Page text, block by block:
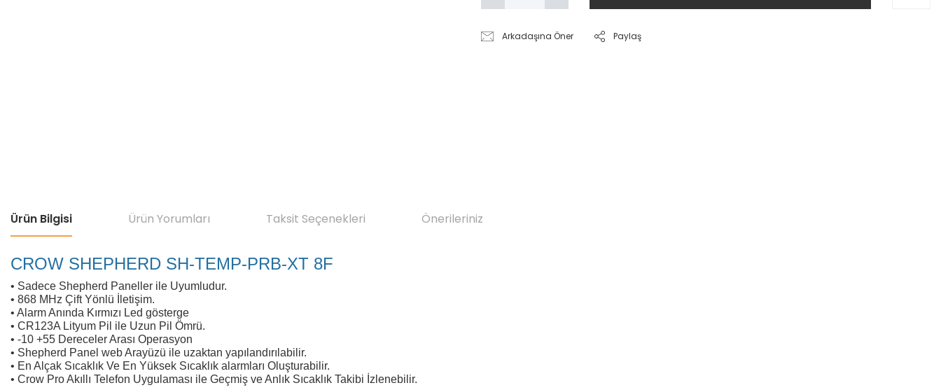
Arkadaşına Öner Paylaş
Ürün Bilgisi Ürün Yorumları Taksit Seçenekleri Önerileriniz
CROW SHEPHERD SH-TEMP-PRB-XT 8F
• Sadece Shepherd Paneller ile Uyumludur.
• 868 MHz Çift Yönlü İletişim.
• Alarm Anında Kırmızı Led gösterge
• CR123A Lityum Pil ile Uzun Pil Ömrü.
• -10 +55 Dereceler Arası Operasyon
• Shepherd Panel web Arayüzü ile uzaktan yapılandırılabilir.
• En Alçak Sıcaklık Ve En Yüksek Sıcaklık alarmları Oluşturabilir.
• Crow Pro Akıllı Telefon Uygulaması ile Geçmiş ve Anlık Sıcaklık Takibi İzlenebilir.